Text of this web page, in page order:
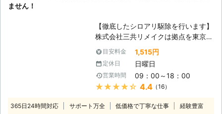
ません！
【徹底したシロアリ駆除を行います】
株式会社三共リメイクは拠点を東京や
千葉、茨城におき、東京都を中心に関
東一円のシロアリ駆除のプロフェッシ
ョナルとして活動しています。ターマ
イトコントロール業務を遂行するに当
たり、ヤマトシロアリやイエシロア
態や生態を熟知した日本シロアリ対策
目安料金 1,515円
定休日 日曜日
営業時間 09：00～18：00
★★★★★ 4.4（16）
365日24時間対応 サポート万全 低価格で丁寧な仕事 経験豊富